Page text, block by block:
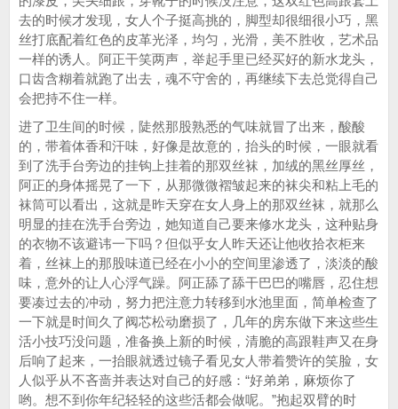
去的时候才发现，女人个子挺高挑的，脚型却很细很小巧，黑
丝打底配着红色的皮革光泽，均匀，光滑，美不胜收，艺术品
一样的诱人。阿正干笑两声，举起手里已经买好的新水龙头，
口齿含糊着就跑了出去，魂不守舍的，再继续下去总觉得自己
会把持不住一样。
进了卫生间的时候，陡然那股熟悉的气味就冒了出来，酸酸
的，带着体香和汗味，好像是故意的，抬头的时候，一眼就看
到了洗手台旁边的挂钩上挂着的那双丝袜，加绒的黑丝厚丝，
阿正的身体摇晃了一下，从那微微褶皱起来的袜尖和粘上毛的
袜筒可以看出，这就是昨天穿在女人身上的那双丝袜，就那么
明显的挂在洗手台旁边，她知道自己要来修水龙头，这种贴身
的衣物不该避讳一下吗？但似乎女人昨天还让他收拾衣柜来
着，丝袜上的那股味道已经在小小的空间里渗透了，淡淡的酸
味，意外的让人心浮气躁。阿正舔了舔干巴巴的嘴唇，忍住想
要凑过去的冲动，努力把注意力转移到水池里面，简单检查了
一下就是时间久了阀芯松动磨损了，几年的房东做下来这些生
活小技巧没问题，准备换上新的时候，清脆的高跟鞋声又在身
后响了起来，一抬眼就透过镜子看见女人带着赞许的笑脸，女
人似乎从不吝啬并表达对自己的好感：“好弟弟，麻烦你了
哟。想不到你年纪轻轻的这些活都会做呢。”抱起双臂的时